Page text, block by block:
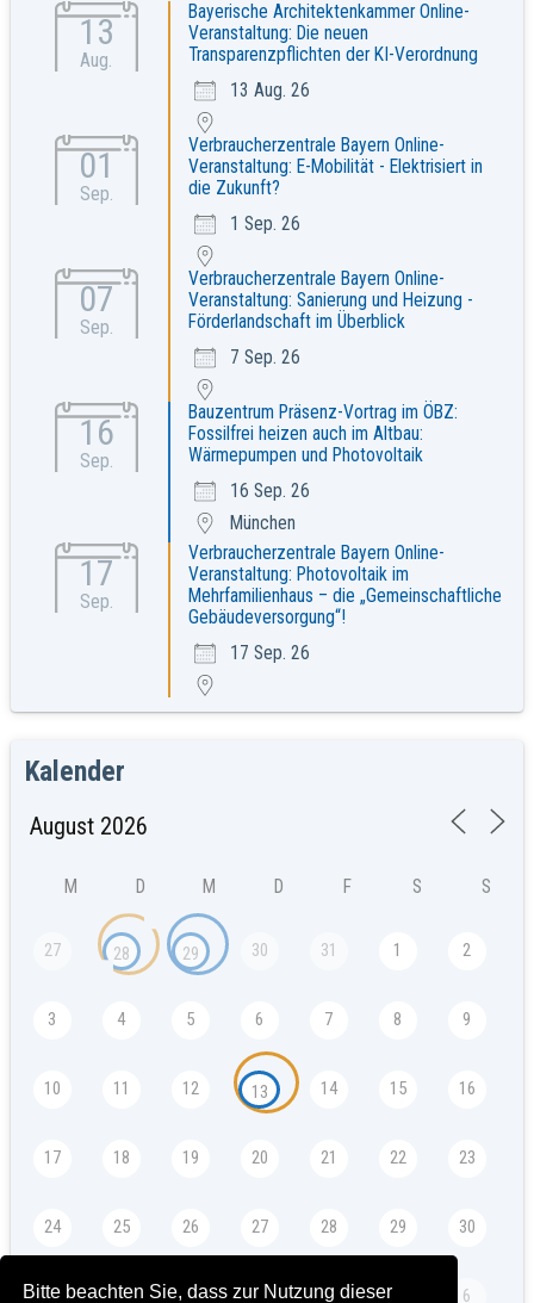
Bitte beachten Sie, dass zur Nutzung dieser
13
Aug.
Bayerische Architektenkammer Online-
Veranstaltung: Die neuen
Transparenzpflichten der KI-Verordnung
13 Aug. 26
01
Sep.
Verbraucherzentrale Bayern Online-
Veranstaltung: E-Mobilität - Elektrisiert in
die Zukunft?
1 Sep. 26
07
Sep.
Verbraucherzentrale Bayern Online-
Veranstaltung: Sanierung und Heizung -
Förderlandschaft im Überblick
7 Sep. 26
16
Sep.
Bauzentrum Präsenz-Vortrag im ÖBZ:
Fossilfrei heizen auch im Altbau:
Wärmepumpen und Photovoltaik
16 Sep. 26
München
17
Sep.
Verbraucherzentrale Bayern Online-
Veranstaltung: Photovoltaik im
Mehrfamilienhaus – die „Gemeinschaftliche
Gebäudeversorgung“!
17 Sep. 26
Kalender
M D M D F S S
27 28 29 30 31 1 2
3 4 5 6 7 8 9
10 11 12 13 14 15 16
17 18 19 20 21 22 23
24 25 26 27 28 29 30
31 2 3 4 6